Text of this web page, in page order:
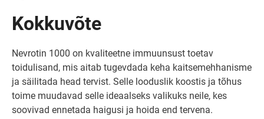
Kokkuvõte
Nevrotin 1000 on kvaliteetne immuunsust toetav
toidulisand, mis aitab tugevdada keha kaitsemehhanisme
ja säilitada head tervist. Selle looduslik koostis ja tõhus
toime muudavad selle ideaalseks valikuks neile, kes
soovivad ennetada haigusi ja hoida end tervena.